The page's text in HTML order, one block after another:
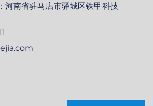
河南省驻马店市驿城区铁甲科技